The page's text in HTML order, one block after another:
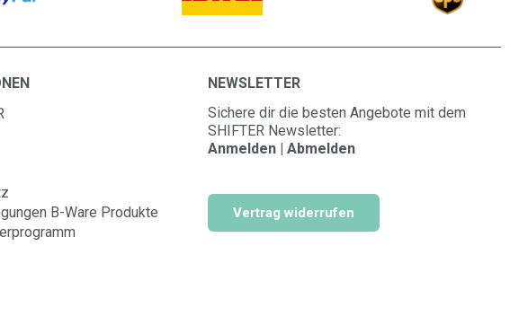
B-Ware Produkte
NEWSLETTER
Sichere dir die besten Angebote mit dem
SHIFTER Newsletter:
Anmelden | Abmelden
Vertrag widerrufen